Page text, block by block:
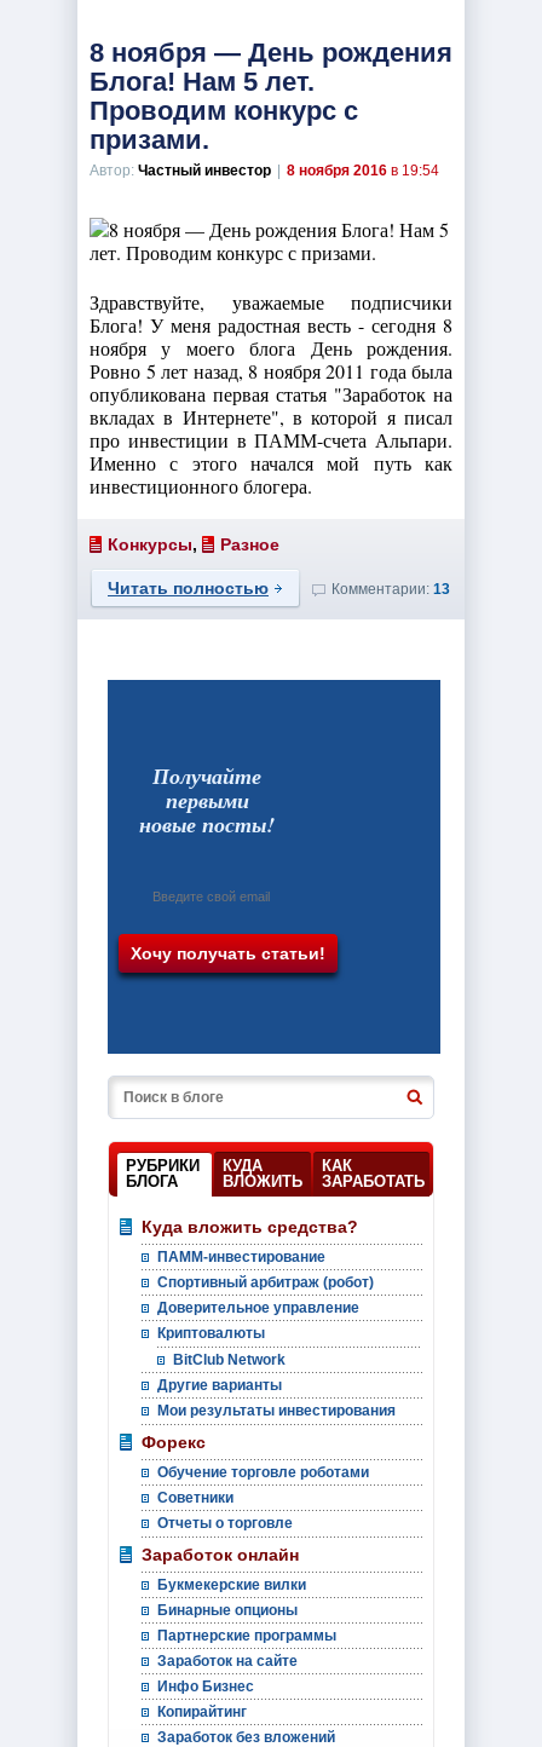
8 ноября — День рождения
Блога! Нам 5 лет.
Проводим конкурс с
призами.
Автор: Частный инвестор 8 ноября 2016 в 19:54
Здравствуйте, уважаемые подписчики
Блога! У меня радостная весть - сегодня 8
ноября у моего блога День рождения.
Ровно 5 лет назад, 8 ноября 2011 года была
опубликована первая статья "Заработок на
вкладах в Интернете", в которой я писал
про инвестиции в ПАММ-счета Альпари.
Именно с этого начался мой путь как
инвестиционного блогера.
Конкурсы, Разное
Читать полностью Комментарии: 13
Получайте
первыми
новые посты!
РУБРИКИ
БЛОГА
КУДА
ВЛОЖИТЬ
КАК
ЗАРАБОТАТЬ
Куда вложить средства?
ПАММ-инвестирование
Спортивный арбитраж (робот)
Доверительное управление
Криптовалюты
BitClub Network
Другие варианты
Мои результаты инвестирования
Форекс
Обучение торговле роботами
Советники
Отчеты о торговле
Заработок онлайн
Букмекерские вилки
Бинарные опционы
Партнерские программы
Заработок на сайте
Инфо Бизнес
Копирайтинг
Заработок без вложений